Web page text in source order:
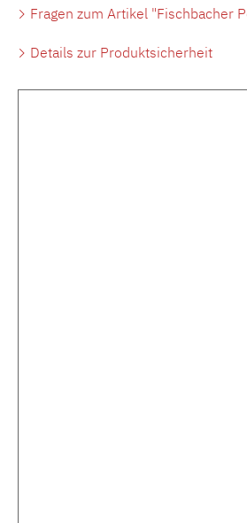
Fragen zum Artikel "Fischbacher
Details zur Produktsicherheit